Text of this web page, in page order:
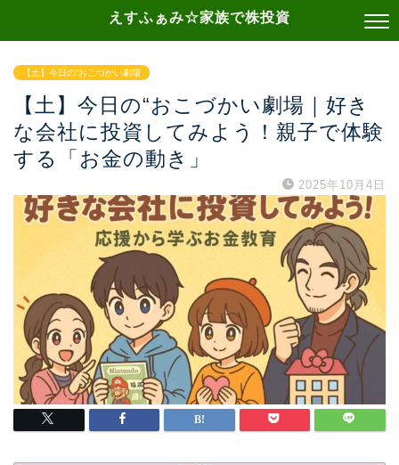
えすふぁみ☆家族で株投資
【土】今日の“おこづかい劇場
【土】今日の“おこづかい劇場｜好き
な会社に投資してみよう！親子で体験
する「お金の動き」
2025年10月4日